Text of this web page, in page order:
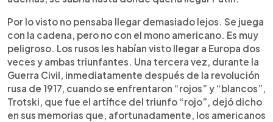
Por lo visto no pensaba llegar demasiado lejos. Se juega
con la cadena, pero no con el mono americano. Es muy
peligroso. Los rusos les habían visto llegar a Europa dos
veces y ambas triunfantes. Una tercera vez, durante la
Guerra Civil, inmediatamente después de la revolución
rusa de 1917, cuando se enfrentaron “rojos” y “blancos”,
Trotski, que fue el artífice del triunfo “rojo”, dejó dicho
en sus memorias que, afortunadamente, los americanos